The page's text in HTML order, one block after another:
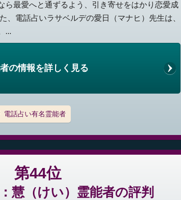
ら最愛へと通ずるよう、引き寄せをはかり恋愛成
、電話占いラサベルデの愛日（マナヒ）先生は、
...
の情報を詳しく見る
電話占い有名霊能者
第44位
慧（けい）霊能者の評判